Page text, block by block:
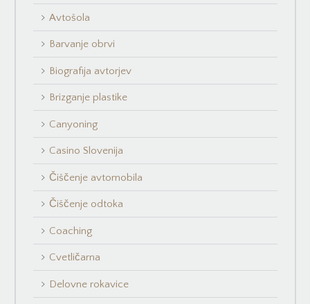
Avtošola
Barvanje obrvi
Biografija avtorjev
Brizganje plastike
Canyoning
Casino Slovenija
Čiščenje avtomobila
Čiščenje odtoka
Coaching
Cvetličarna
Delovne rokavice